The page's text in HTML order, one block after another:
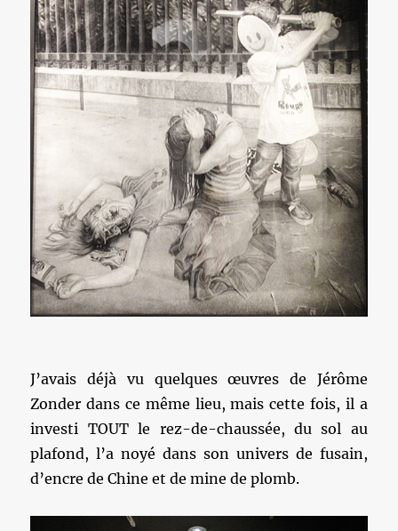
J’avais déjà vu quelques œuvres de Jérôme
Zonder dans ce même lieu, mais cette fois, il a
investi TOUT le rez-de-chaussée, du sol au
plafond, l’a noyé dans son univers de fusain,
d’encre de Chine et de mine de plomb.